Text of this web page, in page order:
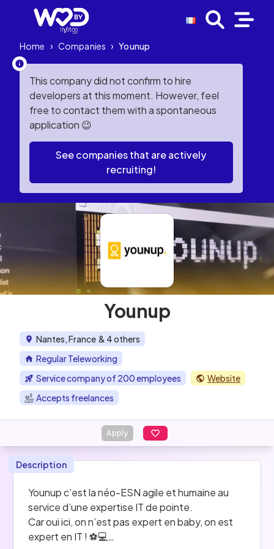
Home › Companies › Younup
This company did not confirm to hire
developers at this moment. However, feel
free to contact them with a spontaneous
application 😉
See companies that are actively
recruiting!
Younup
Nantes, France & 4 others
Regular Teleworking
Service company of 200 employees
Website
Accepts freelances
Apply
Description
Younup c’est la néo-ESN agile et humaine au
service d’une expertise IT de pointe.
Car oui ici, on n’est pas expert en baby, on est
expert en IT ! ⚽️💻